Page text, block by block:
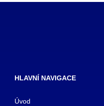
HLAVNÍ NAVIGACE
Úvod